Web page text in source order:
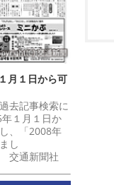
月１日から可
去記事検索に
１月１日か
、「2008年
し
聞社